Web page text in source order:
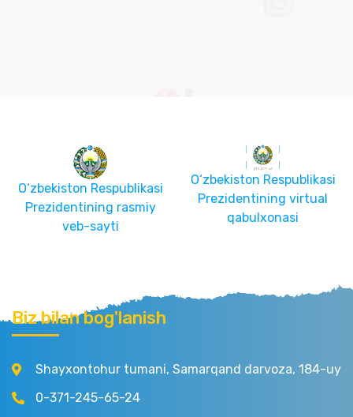
O‘zbekiston Respublikasi
Prezidentining rasmiy
veb-sayti
O‘zbekiston Respublikasi
Prezidentining virtual
qabulxonasi
Biz bilan bog'lanish
Shayxontohur tumani, Samarqand darvoza, 184-uy
0-371-245-65-24